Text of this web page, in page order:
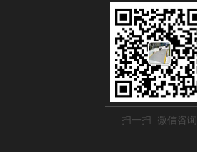
扫一扫 微信咨询